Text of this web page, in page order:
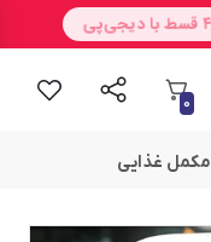
0
مکمل غذایی